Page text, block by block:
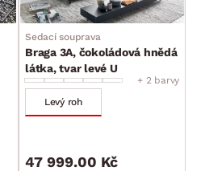
Sedací souprava
Braga 3A, čokoládová hnědá
látka, tvar levé U
+ 2 barvy
Levý roh
47 999.00 Kč